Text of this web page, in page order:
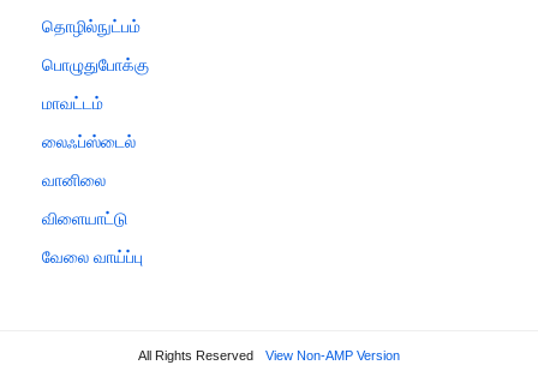
தொழில்நுட்பம்
பொழுதுபோக்கு
மாவட்டம்
லைஃப்ஸ்டைல்
வானிலை
விளையாட்டு
வேலை வாய்ப்பு
All Rights Reserved View Non-AMP Version